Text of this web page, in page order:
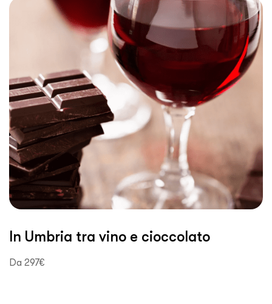
In Umbria tra vino e cioccolato
Da 297€